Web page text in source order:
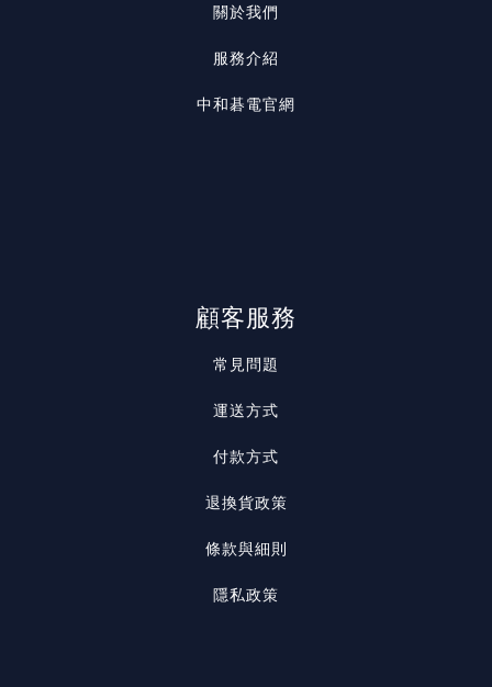
關於我們
服務介紹
中和碁電官網
顧客服務
常見問題
運送方式
付款方式
退換貨政策
條款與細則
隱私政策